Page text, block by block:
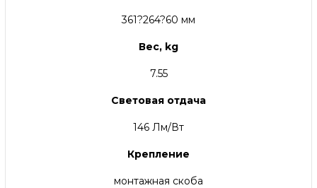
361?264?60 мм
Вес, kg
7.55
Световая отдача
146 Лм/Вт
Крепление
монтажная скоба